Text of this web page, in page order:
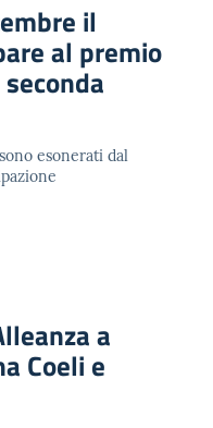
il
al premio
esonerati dal
a
Coeli e